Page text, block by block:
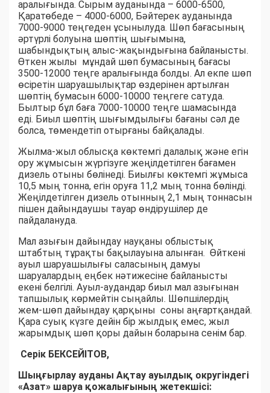
аралығында. Сырым ауданында – 6000-6500,
Қаратөбеде – 4000-6000, Бәйтерек ауданында
7000-9000 теңгеден ұсынылуда. Шөп бағасының
әртүрлі болуына шөптің шығымына,
шабындықтың алыс-жақындығына байланысты.
Өткен жылы мұндай шөп бумасының бағасы
3500-12000 теңге аралығында болды. Ал екпе шөп
өсіретін шаруашылықтар өздерінен артылған
шөптің бумасын 6000-10000 теңгеге сатуда.
Былтыр бұл баға 7000-10000 теңге шамасында
еді. Биыл шөптің шығымдылығы бағаны сәл де
болса, төмендетіп отырғаны байқалады.
Жылма-жыл облысқа көктемгі далалық және егін
ору жұмысын жүргізуге жеңілдетілген бағамен
дизель отыны бөлінеді. Биылғы көктемгі жұмыса
10,5 мың тонна, егін оруға 11,2 мың тонна бөлінді.
Жеңілдетілген дизель отынның 2,1 мың тоннасын
пішен дайындаушы тауар өндірушілер де
пайдалануда.
Мал азығын дайындау науқаны облыстық
штабтың тұрақты бақылауына алынған. Өйткені
ауыл шаруашылығы саласының дамуы
шаруалардың еңбек нәтижесіне байланысты
екені белгілі. Ауыл-аудандар биыл мал азығынан
тапшылық көрмейтін сыңайлы. Шөпшілердің
жем-шөп дайындау қарқыны соны аңғартқандай.
Қара суық күзге дейін бір жылдық емес, жыл
жарымдық шөп қоры дайын боларына сенім бар.
Серік БЕКСЕЙІТОВ,
Шыңғырлау ауданы Ақтау ауылдық округіндегі
«Азат» шаруа қожалығының жетекшісі: